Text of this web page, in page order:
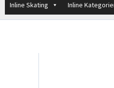
Inline Skating Inline